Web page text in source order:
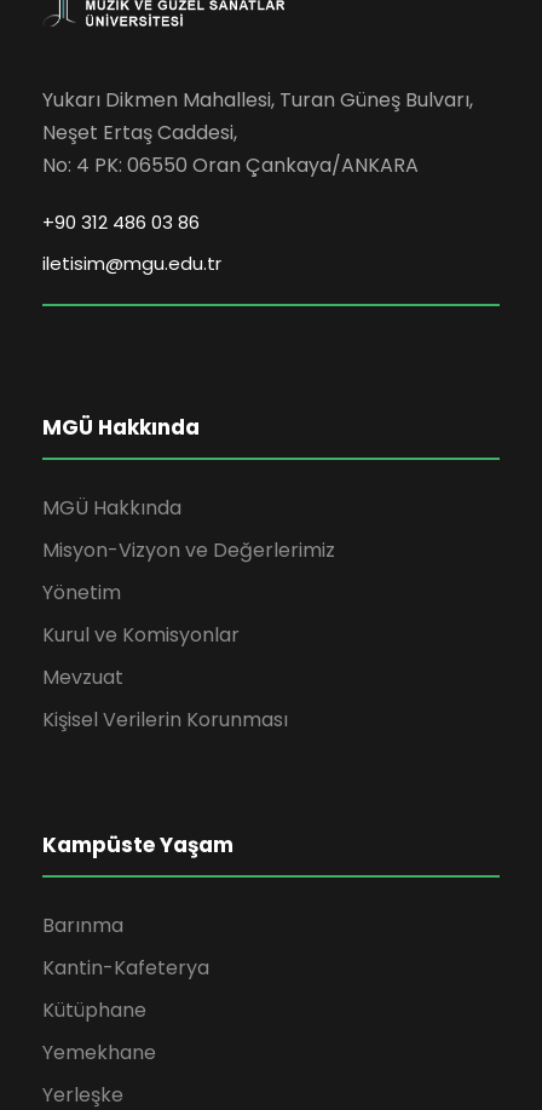
Yukarı Dikmen Mahallesi, Turan Güneş Bulvarı,
Neşet Ertaş Caddesi,
No: 4 PK: 06550 Oran Çankaya/ANKARA
+90 312 486 03 86
iletisim@mgu.edu.tr
MGÜ Hakkında
MGÜ Hakkında
Misyon-Vizyon ve Değerlerimiz
Yönetim
Kurul ve Komisyonlar
Mevzuat
Kişisel Verilerin Korunması
Kampüste Yaşam
Barınma
Kantin-Kafeterya
Kütüphane
Yemekhane
Yerleşke